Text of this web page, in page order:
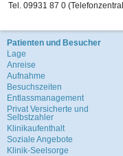
Tel. 09931 87 0
Patienten und Besucher
Lage
Anreise
Aufnahme
Besuchszeiten
Entlassmanagement
Privat Versicherte und
Selbstzahler
Klinikaufenthalt
Soziale Angebote
Klinik-Seelsorge